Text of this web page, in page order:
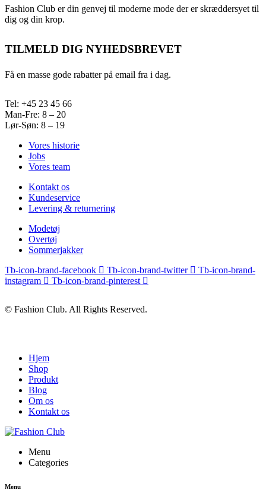
Fashion Club er din genvej til moderne mode der er skræddersyet til
dig og din krop.
TILMELD DIG NYHEDSBREVET
Få en masse gode rabatter på email fra i dag.
Tel: +45 23 45 66
Man-Fre: 8 – 20
Lør-Søn: 8 – 19
Vores historie
Jobs
Vores team
Kontakt os
Kundeservice
Levering & returnering
Modetøj
Overtøj
Sommerjakker
Tb-icon-brand-facebook
Tb-icon-brand-twitter
Tb-icon-brand-
instagram
Tb-icon-brand-pinterest
© Fashion Club. All Rights Reserved.
Hjem
Shop
Produkt
Blog
Om os
Kontakt os
Menu
Categories
Menu